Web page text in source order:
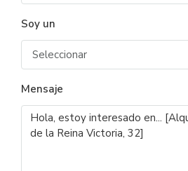
Soy un
Seleccionar
Mensaje